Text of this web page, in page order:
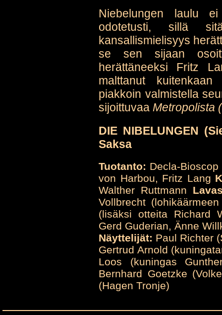
Niebelungen laulu
odotetusti, sillä
kansallismielisyys
se sen sijaan
herättäneeksi Fritz
malttanut
piakkoin valmistella
sijoittuvaa Metropolista
DIE NIBELUNGEN
Saksa
Tuotanto: Decla-Bioscop
von Harbou, Fritz Lang
Walther Ruttmann
Vollbrecht
(lisäksi otteita Richard
Gerd Guderian, Änne
Näyttelijät: Paul Richter
Gertrud Arnold
Loos (kuningas
Bernhard Goetzke
(Hagen Tronje)